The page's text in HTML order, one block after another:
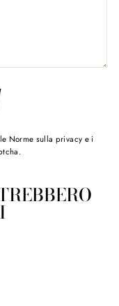
Norme sulla privacy e i